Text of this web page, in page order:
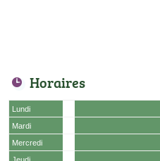
Horaires
Lundi
Mardi
Mercredi